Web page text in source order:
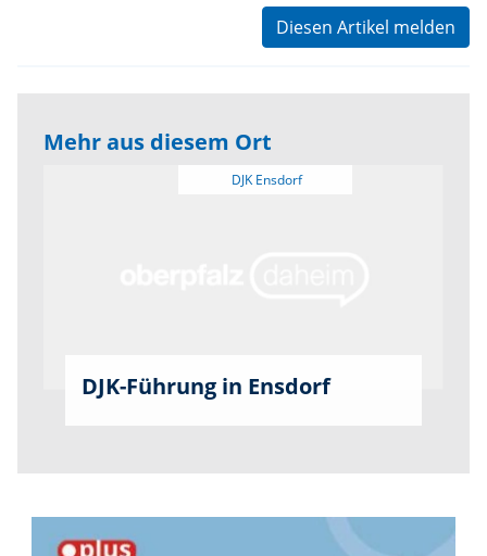
Diesen Artikel melden
Mehr aus diesem Ort
DJK-Führung in Ensdorf